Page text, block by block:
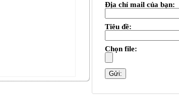
Địa chỉ mail của bạn:
Tiêu đề:
Chọn file: